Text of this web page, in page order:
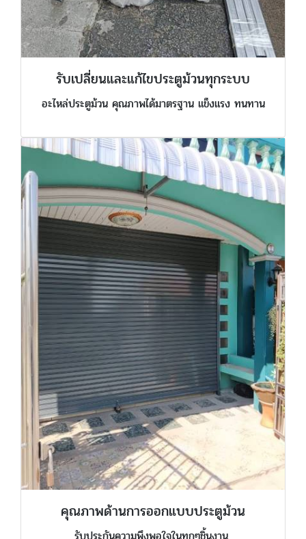
รับเปลี่ยนและแก้ไขประตูม้วนทุกระบบ
อะไหล่ประตูม้วน คุณภาพได้มาตรฐาน แข็งแรง ทนทาน
คุณภาพด้านการออกแบบประตูม้วน